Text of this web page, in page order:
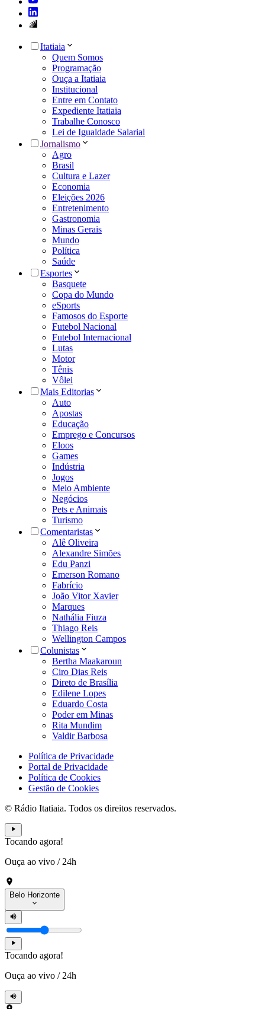
Itatiaia
Quem Somos
Programação
Ouça a Itatiaia
Institucional
Entre em Contato
Expediente Itatiaia
Trabalhe Conosco
Lei de Igualdade Salarial
Jornalismo
Agro
Brasil
Cultura e Lazer
Economia
Eleições 2026
Entretenimento
Gastronomia
Minas Gerais
Mundo
Política
Saúde
Esportes
Basquete
Copa do Mundo
eSports
Famosos do Esporte
Futebol Nacional
Futebol Internacional
Lutas
Motor
Tênis
Vôlei
Mais Editorias
Auto
Apostas
Educação
Emprego e Concursos
Eloos
Games
Indústria
Jogos
Meio Ambiente
Negócios
Pets e Animais
Turismo
Comentaristas
Alê Oliveira
Alexandre Simões
Edu Panzi
Emerson Romano
Fabrício
João Vitor Xavier
Marques
Nathália Fiuza
Thiago Reis
Wellington Campos
Colunistas
Bertha Maakaroun
Ciro Dias Reis
Direto de Brasília
Edilene Lopes
Eduardo Costa
Poder em Minas
Rita Mundim
Valdir Barbosa
Política de Privacidade
Portal de Privacidade
Política de Cookies
Gestão de Cookies
© Rádio Itatiaia. Todos os direitos reservados.
Tocando agora!
Ouça ao vivo / 24h
Belo Horizonte
Tocando agora!
Ouça ao vivo / 24h